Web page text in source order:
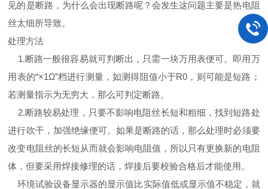
见的是断路，为什么会出现断路呢？会发生这问题主要是热电阻
丝太细所导致。
处理方法
1.断路一般很容易就可判断出，只需一块万用表便可。即用万
用表的“×1Ω”档进行测量，如测得阻值小于R0，则可能是短路；
若测量指示为无穷大，那么可判定断路。
2.断路较易处理，只要不影响电阻丝长短和粗细，找到短路处
进行吹干，加强绝缘便可。如果是断路的话，那么处理时必须要
改变电阻丝的长短从而就会影响电阻值，所以只有更换新的电阻
体，但要采用焊接修理的话，焊接后要校验合格后才能使用。
环境试验设备显示器的显示值比实际值低或显示值不稳定，就